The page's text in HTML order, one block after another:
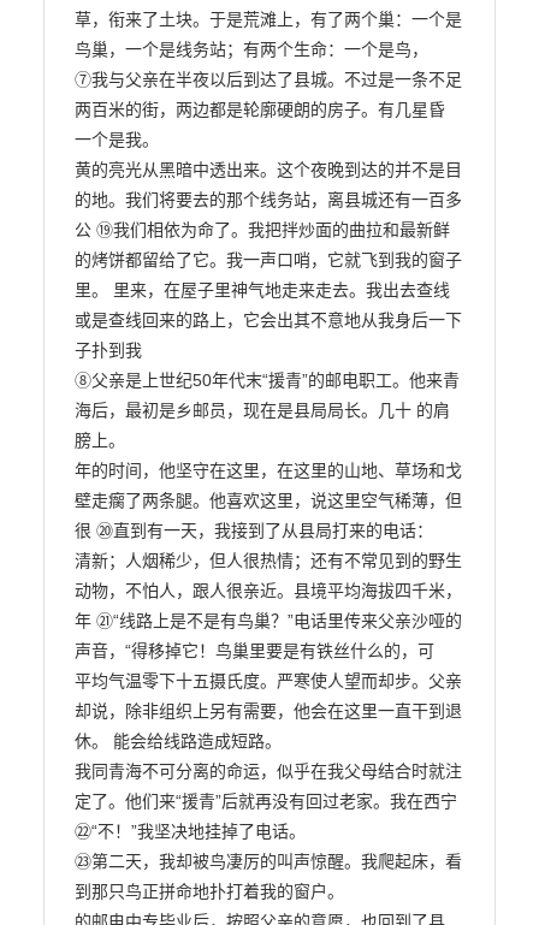
草，衔来了土块。于是荒滩上，有了两个巢：一个是
鸟巢，一个是线务站；有两个生命：一个是鸟，
⑦我与父亲在半夜以后到达了县城。不过是一条不足
两百米的街，两边都是轮廓硬朗的房子。有几星昏
一个是我。
黄的亮光从黑暗中透出来。这个夜晚到达的并不是目
的地。我们将要去的那个线务站，离县城还有一百多
公 ⑲我们相依为命了。我把拌炒面的曲拉和最新鲜
的烤饼都留给了它。我一声口哨，它就飞到我的窗子
里。 里来，在屋子里神气地走来走去。我出去查线
或是查线回来的路上，它会出其不意地从我身后一下
子扑到我
⑧父亲是上世纪50年代末“援青”的邮电职工。他来青
海后，最初是乡邮员，现在是县局局长。几十 的肩
膀上。
年的时间，他坚守在这里，在这里的山地、草场和戈
壁走瘸了两条腿。他喜欢这里，说这里空气稀薄，但
很 ⑳直到有一天，我接到了从县局打来的电话：
清新；人烟稀少，但人很热情；还有不常见到的野生
动物，不怕人，跟人很亲近。县境平均海拔四千米，
年 ㉑“线路上是不是有鸟巢？”电话里传来父亲沙哑的
声音，“得移掉它！鸟巢里要是有铁丝什么的，可
平均气温零下十五摄氏度。严寒使人望而却步。父亲
却说，除非组织上另有需要，他会在这里一直干到退
休。 能会给线路造成短路。
我同青海不可分离的命运，似乎在我父母结合时就注
定了。他们来“援青”后就再没有回过老家。我在西宁
㉒“不！”我坚决地挂掉了电话。
㉓第二天，我却被鸟凄厉的叫声惊醒。我爬起床，看
到那只鸟正拼命地扑打着我的窗户。